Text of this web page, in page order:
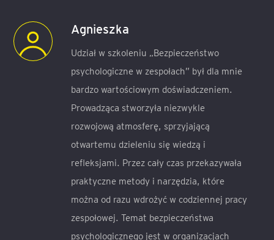
Agnieszka
Udział w szkoleniu „Bezpieczeństwo
psychologiczne w zespołach” był dla mnie
bardzo wartościowym doświadczeniem.
Prowadząca stworzyła niezwykle
rozwojową atmosferę, sprzyjającą
otwartemu dzieleniu się wiedzą i
refleksjami. Przez cały czas przekazywała
praktyczne metody i narzędzia, które
można od razu wdrożyć w codziennej pracy
zespołowej. Temat bezpieczeństwa
psychologicznego jest w organizacjach